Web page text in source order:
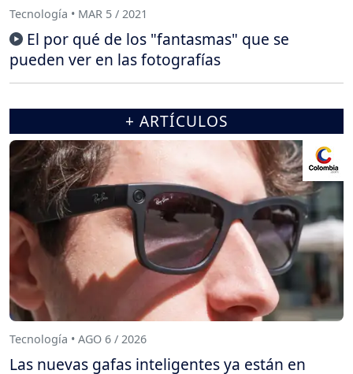
Tecnología • MAR 5 / 2021
El por qué de los "fantasmas" que se
pueden ver en las fotografías
+ ARTÍCULOS
Tecnología • AGO 6 / 2026
Las nuevas gafas inteligentes ya están en